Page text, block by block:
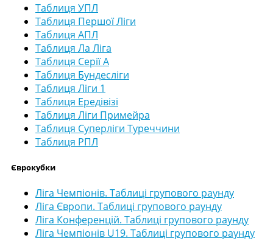
Таблиця УПЛ
Таблиця Першої Ліги
Таблиця АПЛ
Таблиця Ла Ліга
Таблиця Серії А
Таблиця Бундесліги
Таблиця Ліги 1
Таблиця Ередівізі
Таблиця Ліги Примейра
Таблиця Суперліги Туреччини
Таблиця РПЛ
Єврокубки
Ліга Чемпіонів. Таблиці групового раунду
Ліга Європи. Таблиці групового раунду
Ліга Конференцій. Таблиці групового раунду
Ліга Чемпіонів U19. Таблиці групового раунду